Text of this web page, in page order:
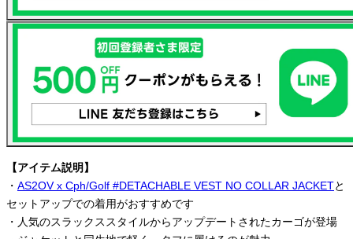
【アイテム説明】
・ AS2OV x Cph/Golf #DETACHABLE VEST NO COLLAR JACKETと
セットアップでの着用がおすすめです
・人気のスラックススタイルからアップデートされたカーゴが登場